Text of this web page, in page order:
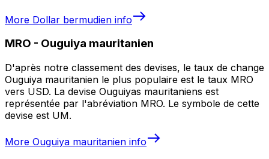
More Dollar bermudien info
MRO - Ouguiya mauritanien
D'après notre classement des devises, le taux de change
Ouguiya mauritanien le plus populaire est le taux MRO
vers USD. La devise Ouguiyas mauritaniens est
représentée par l'abréviation MRO. Le symbole de cette
devise est UM.
More Ouguiya mauritanien info